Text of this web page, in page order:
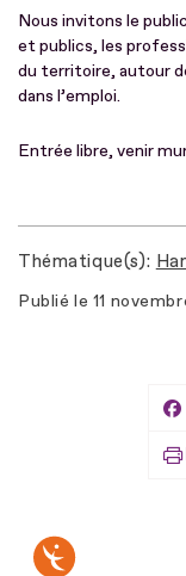
Nous invitons le
et publics, les
du territoire, autour
dans l’emploi.
Entrée libre, venir
Thématique(s)
Publié le 11